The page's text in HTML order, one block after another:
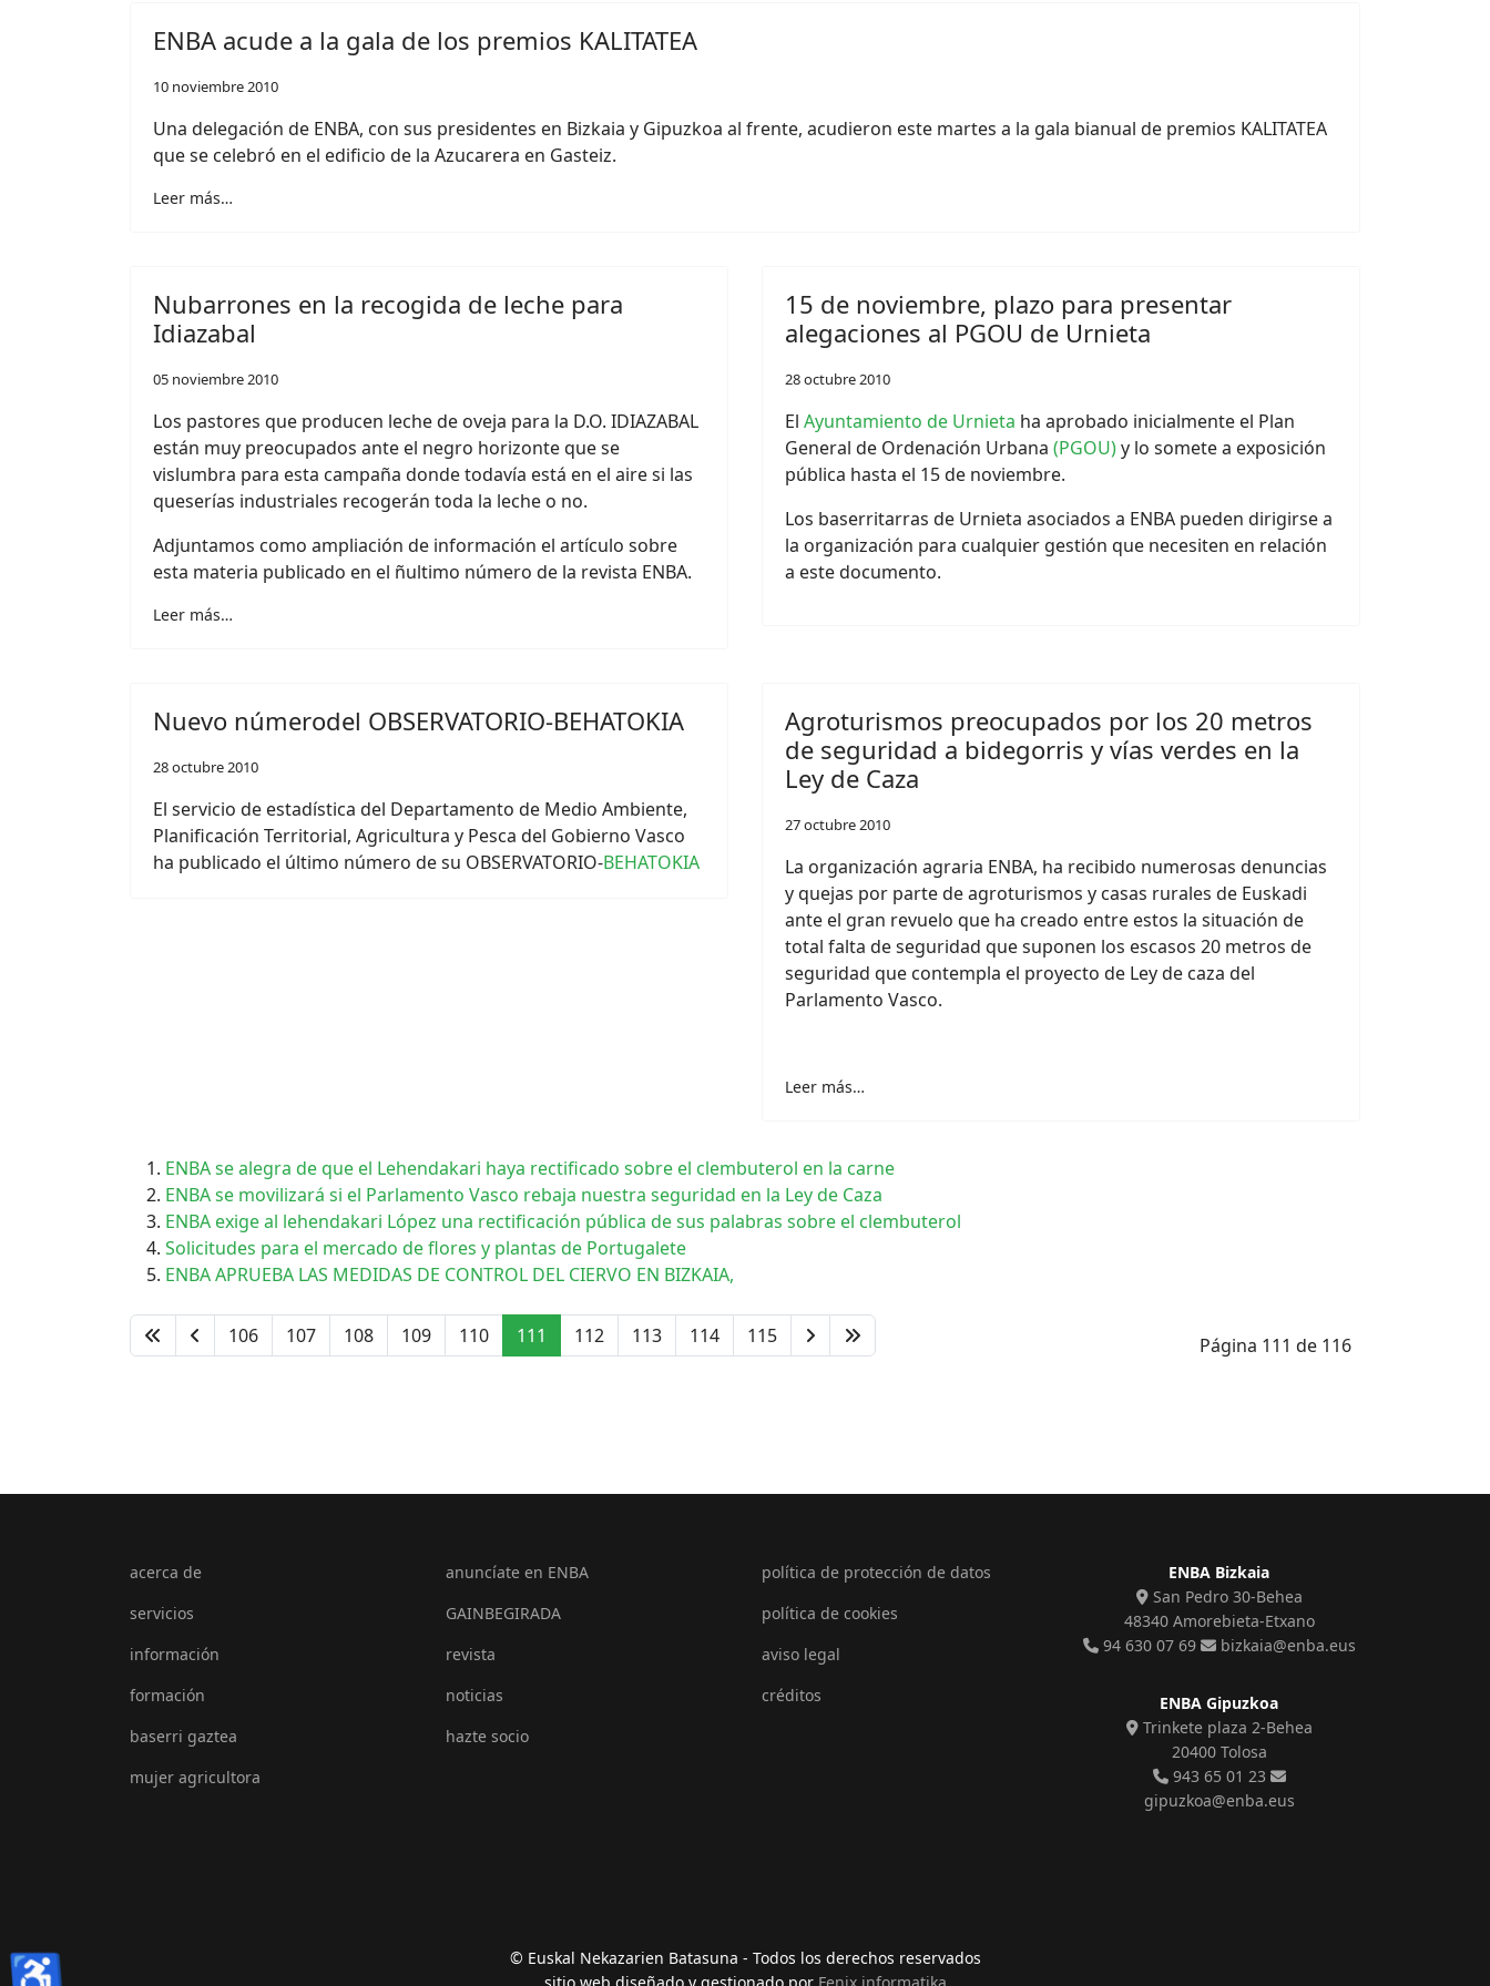
ENBA acude a la gala de los premios KALITATEA
10 noviembre 2010
Una delegación de ENBA, con sus presidentes en Bizkaia y Gipuzkoa al frente, acudieron este martes a la gala bianual de premios KALITATEA
que se celebró en el edificio de la Azucarera en Gasteiz.
Leer más…
Nubarrones en la recogida de leche para
Idiazabal
05 noviembre 2010
Los pastores que producen leche de oveja para la D.O. IDIAZABAL
están muy preocupados ante el negro horizonte que se
vislumbra para esta campaña donde todavía está en el aire si las
queserías industriales recogerán toda la leche o no.
Adjuntamos como ampliación de información el artículo sobre
esta materia publicado en el ñultimo número de la revista ENBA.
Leer más…
15 de noviembre, plazo para presentar
alegaciones al PGOU de Urnieta
28 octubre 2010
El Ayuntamiento de Urnieta ha aprobado inicialmente el Plan
General de Ordenación Urbana (PGOU)y lo somete a exposición
pública hasta el 15 de noviembre.
Los baserritarras de Urnieta asociados a ENBA pueden dirigirse a
la organización para cualquier gestión que necesiten en relación
a este documento.
Nuevo númerodel OBSERVATORIO-BEHATOKIA
28 octubre 2010
El servicio de estadística del Departamento de Medio Ambiente,
Planificación Territorial, Agricultura y Pesca del Gobierno Vasco
ha publicado el último número de su OBSERVATORIO-BEHATOKIA
Agroturismos preocupados por los 20 metros
de seguridad a bidegorris y vías verdes en la
Ley de Caza
27 octubre 2010
La organización agraria ENBA, ha recibido numerosas denuncias
y quejas por parte de agroturismos y casas rurales de Euskadi
ante el gran revuelo que ha creado entre estos la situación de
total falta de seguridad que suponen los escasos 20 metros de
seguridad que contempla el proyecto de Ley de caza del
Parlamento Vasco.
Leer más…
ENBA se alegra de que el Lehendakari haya rectificado sobre el clembuterol en la carne
ENBA se movilizará si el Parlamento Vasco rebaja nuestra seguridad en la Ley de Caza
ENBA exige al lehendakari López una rectificación pública de sus palabras sobre el clembuterol
Solicitudes para el mercado de flores y plantas de Portugalete
ENBA APRUEBA LAS MEDIDAS DE CONTROL DEL CIERVO EN BIZKAIA,
Página 111 de 116
106 107 108 109 110 111 112 113 114 115
acerca de
servicios
información
formación
baserri gaztea
mujer agricultora
anuncíate en ENBA
GAINBEGIRADA
revista
noticias
hazte socio
política de protección de datos
política de cookies
aviso legal
créditos
ENBA Bizkaia
San Pedro 30-Behea
48340 Amorebieta-Etxano
94 630 07 69
bizkaia@enba.eus
ENBA Gipuzkoa
Trinkete plaza 2-Behea
20400 Tolosa
943 65 01 23
gipuzkoa@enba.eus
© Euskal Nekazarien Batasuna - Todos los derechos reservados